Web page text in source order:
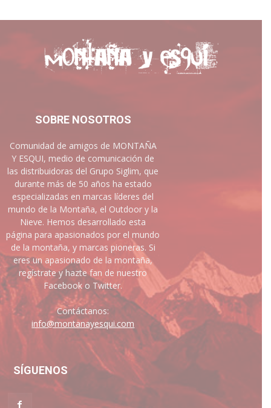
SOBRE NOSOTROS
Comunidad de amigos de MONTAÑA
Y ESQUI, medio de comunicación de
las distribuidoras del Grupo Siglim, que
durante más de 50 años ha estado
especializadas en marcas líderes del
mundo de la Montaña, el Outdoor y la
Nieve. Hemos desarrollado esta
página para apasionados por el mundo
de la montaña, y marcas pioneras. Si
eres un apasionado de la montaña,
regístrate y hazte fan de nuestro
Facebook o Twitter.
Contáctanos:
info@montanayesqui.com
SÍGUENOS